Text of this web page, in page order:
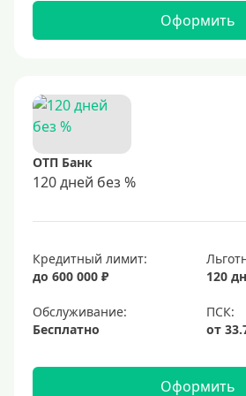
Оформить
ОТП Банк
120 дней без %
Кредитный лимит:
до 600 000 ₽
120
Обслуживание:
Бесплатно
Оформить